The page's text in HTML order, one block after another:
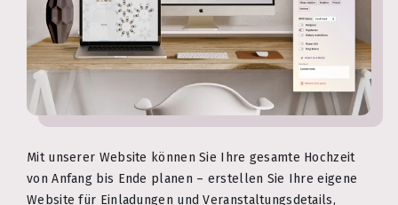
Mit unserer Website können Sie Ihre gesamte Hochzeit
von Anfang bis Ende planen – erstellen Sie Ihre eigene
Website für Einladungen und Veranstaltungsdetails,